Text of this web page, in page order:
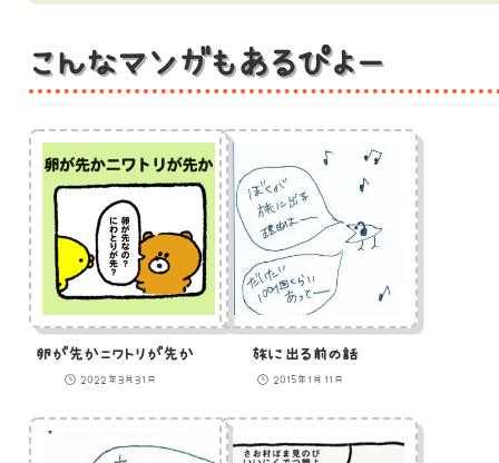
こんなマンガもあるぴよー
卵が先かニワトリが先か
2022年3月31日
旅に出る前の話
2015年1月11日